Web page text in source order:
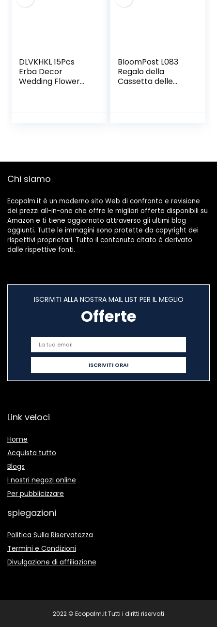
DLVKHKL 15Pcs
Erba Decor
Wedding Flower
BloomPost L083
Regalo della
Cassetta delle
Chi siamo
Ecopalm.it è un moderno sito Web di confronto e revisione
dei prezzi all-in-one che offre le migliori offerte disponibili su
Amazon e ti tiene aggiornato attraverso gli ultimi blog
aggiunti. Tutte le immagini sono protette da copyright dei
rispettivi proprietari. Tutto il contenuto citato è derivato
dalle rispettive fonti.
ISCRIVITI ALLA NOSTRA MAIL LIST PER IL MEGLIO
Offerte
Link veloci
Home
Acquista tutto
Blogs
I nostri negozi online
Per pubblicizzare
spiegazioni
Politica Sulla Riservatezza
Termini e Condizioni
Divulgazione di affiliazione
2022 © Ecopalm.it Tutti i diritti riservati